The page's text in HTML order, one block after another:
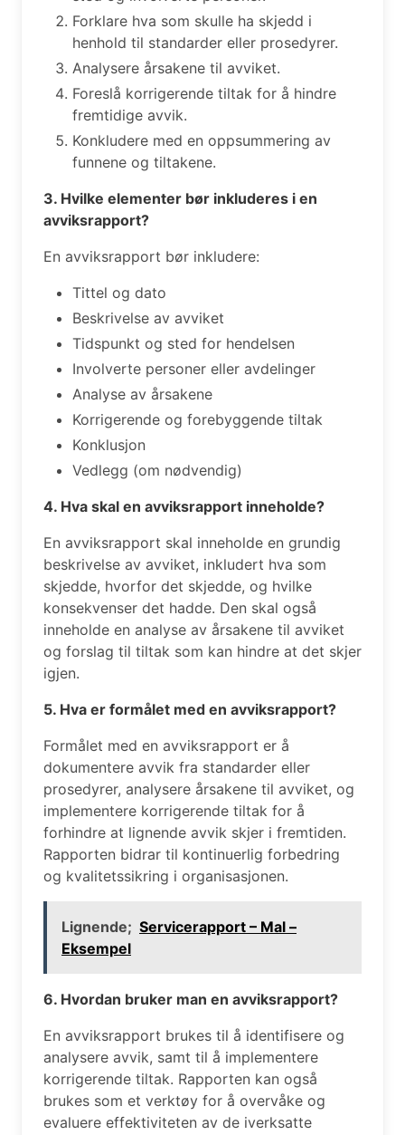
Forklare hva som skulle ha skjedd i
henhold til standarder eller prosedyrer.
Analysere årsakene til avviket.
Foreslå korrigerende tiltak for å hindre
fremtidige avvik.
Konkludere med en oppsummering av
funnene og tiltakene.
3. Hvilke elementer bør inkluderes i en
avviksrapport?
En avviksrapport bør inkludere:
Tittel og dato
Beskrivelse av avviket
Tidspunkt og sted for hendelsen
Involverte personer eller avdelinger
Analyse av årsakene
Korrigerende og forebyggende tiltak
Konklusjon
Vedlegg (om nødvendig)
4. Hva skal en avviksrapport inneholde?
En avviksrapport skal inneholde en grundig
beskrivelse av avviket, inkludert hva som
skjedde, hvorfor det skjedde, og hvilke
konsekvenser det hadde. Den skal også
inneholde en analyse av årsakene til avviket
og forslag til tiltak som kan hindre at det skjer
igjen.
5. Hva er formålet med en avviksrapport?
Formålet med en avviksrapport er å
dokumentere avvik fra standarder eller
prosedyrer, analysere årsakene til avviket, og
implementere korrigerende tiltak for å
forhindre at lignende avvik skjer i fremtiden.
Rapporten bidrar til kontinuerlig forbedring
og kvalitetssikring i organisasjonen.
Lignende; Servicerapport – Mal –
Eksempel
6. Hvordan bruker man en avviksrapport?
En avviksrapport brukes til å identifisere og
analysere avvik, samt til å implementere
korrigerende tiltak. Rapporten kan også
brukes som et verktøy for å overvåke og
evaluere effektiviteten av de iverksatte